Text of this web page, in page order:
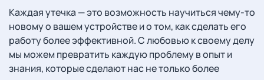
Каждая утечка — это возможность научиться чему-то
новому о вашем устройстве и о том, как сделать его
работу более эффективной. С любовью к своему делу
мы можем превратить каждую проблему в опыт и
знания, которые сделают нас не только более